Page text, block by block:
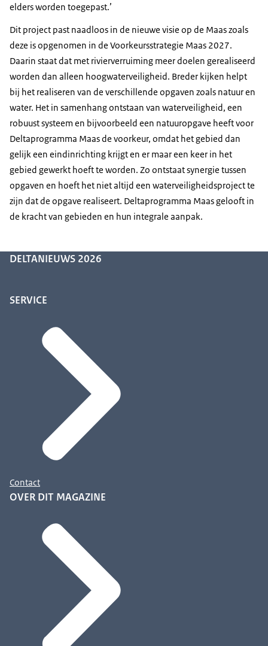
elders worden toegepast.’
Dit project past naadloos in de nieuwe visie op de Maas zoals
deze is opgenomen in de Voorkeursstrategie Maas 2027.
Daarin staat dat met rivierverruiming meer doelen gerealiseerd
worden dan alleen hoogwaterveiligheid. Breder kijken helpt
bij het realiseren van de verschillende opgaven zoals natuur en
water. Het in samenhang ontstaan van waterveiligheid, een
robuust systeem en bijvoorbeeld een natuuropgave heeft voor
Deltaprogramma Maas de voorkeur, omdat het gebied dan
gelijk een eindinrichting krijgt en er maar een keer in het
gebied gewerkt hoeft te worden. Zo ontstaat synergie tussen
opgaven en hoeft het niet altijd een waterveiligheidsproject te
zijn dat de opgave realiseert. Deltaprogramma Maas gelooft in
de kracht van gebieden en hun integrale aanpak.
DELTANIEUWS 2026
SERVICE
Contact
OVER DIT MAGAZINE